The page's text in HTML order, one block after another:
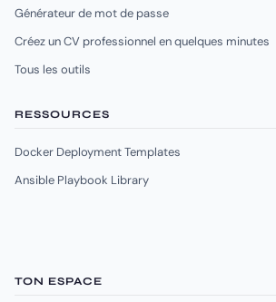
Générateur de mot de passe
Créez un CV professionnel en quelques minutes
Tous les outils
RESSOURCES
Docker Deployment Templates
Ansible Playbook Library
TON ESPACE